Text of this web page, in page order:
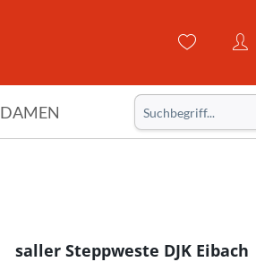
DAMEN
saller Steppweste DJK Eibach